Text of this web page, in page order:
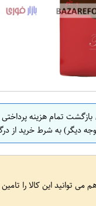
بازگشت تمام هزینه
دیگر) به شرط خرید از
می توانید این کالا را